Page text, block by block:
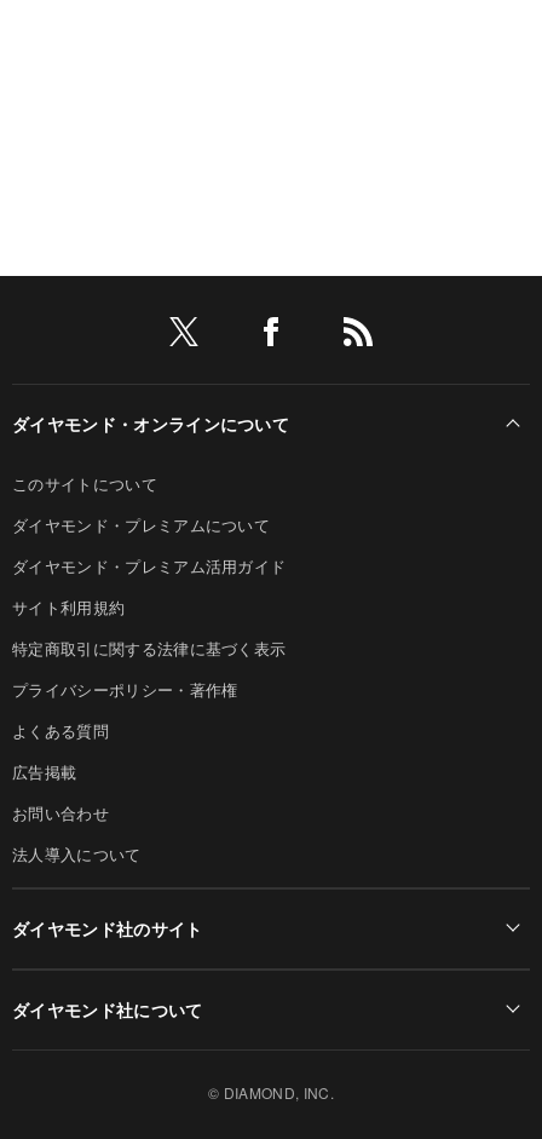
ダイヤモンド・オンラインについて
このサイトについて
ダイヤモンド・プレミアムについて
ダイヤモンド・プレミアム活用ガイド
サイト利用規約
特定商取引に関する法律に基づく表示
プライバシーポリシー・著作権
よくある質問
広告掲載
お問い合わせ
法人導入について
ダイヤモンド社のサイト
ダイヤモンド社について
© DIAMOND, INC.